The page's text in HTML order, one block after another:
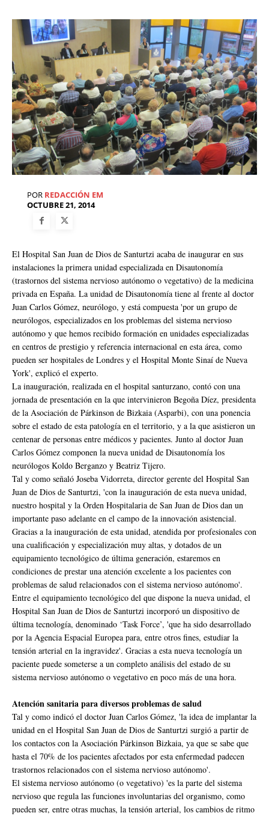
POR REDACCIÓN EM
OCTUBRE 21, 2014
El Hospital San Juan de Dios de Santurtzi acaba de inaugurar en sus
instalaciones la primera unidad especializada en Disautonomía
(trastornos del sistema nervioso autónomo o vegetativo) de la medicina
privada en España. La unidad de Disautonomía tiene al frente al doctor
Juan Carlos Gómez, neurólogo, y está compuesta 'por un grupo de
neurólogos, especializados en los problemas del sistema nervioso
autónomo y que hemos recibido formación en unidades especializadas
en centros de prestigio y referencia internacional en esta área, como
pueden ser hospitales de Londres y el Hospital Monte Sinaí de Nueva
York', explicó el experto.
La inauguración, realizada en el hospital santurzano, contó con una
jornada de presentación en la que intervinieron Begoña Díez, presidenta
de la Asociación de Párkinson de Bizkaia (Asparbi), con una ponencia
sobre el estado de esta patología en el territorio, y a la que asistieron un
centenar de personas entre médicos y pacientes. Junto al doctor Juan
Carlos Gómez componen la nueva unidad de Disautonomía los
neurólogos Koldo Berganzo y Beatriz Tijero.
Tal y como señaló Joseba Vidorreta, director gerente del Hospital San
Juan de Dios de Santurtzi, 'con la inauguración de esta nueva unidad,
nuestro hospital y la Orden Hospitalaria de San Juan de Dios dan un
importante paso adelante en el campo de la innovación asistencial.
Gracias a la inauguración de esta unidad, atendida por profesionales con
una cualificación y especialización muy altas, y dotados de un
equipamiento tecnológico de última generación, estaremos en
condiciones de prestar una atención excelente a los pacientes con
problemas de salud relacionados con el sistema nervioso autónomo'.
Entre el equipamiento tecnológico del que dispone la nueva unidad, el
Hospital San Juan de Dios de Santurtzi incorporó un dispositivo de
última tecnología, denominado ‘Task Force’, 'que ha sido desarrollado
por la Agencia Espacial Europea para, entre otros fines, estudiar la
tensión arterial en la ingravidez'. Gracias a esta nueva tecnología un
paciente puede someterse a un completo análisis del estado de su
sistema nervioso autónomo o vegetativo en poco más de una hora.
Atención sanitaria para diversos problemas de salud
Tal y como indicó el doctor Juan Carlos Gómez, 'la idea de implantar la
unidad en el Hospital San Juan de Dios de Santurtzi surgió a partir de
los contactos con la Asociación Párkinson Bizkaia, ya que se sabe que
hasta el 70% de los pacientes afectados por esta enfermedad padecen
trastornos relacionados con el sistema nervioso autónomo'.
El sistema nervioso autónomo (o vegetativo) 'es la parte del sistema
nervioso que regula las funciones involuntarias del organismo, como
pueden ser, entre otras muchas, la tensión arterial, los cambios de ritmo